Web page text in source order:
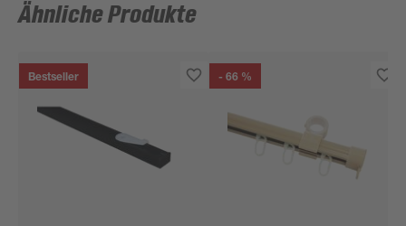
Ähnliche Produkte
Bestseller - 66 %